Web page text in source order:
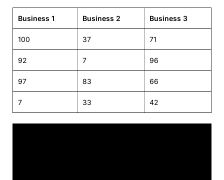
Business 1 Business 2 Business 3
100 37 71
92 7 96
97 83 66
7 33 42